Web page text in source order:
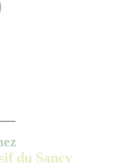
du Sancy